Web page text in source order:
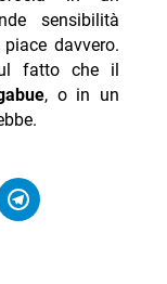
sensibilità
davvero.
fatto che il
, o in un